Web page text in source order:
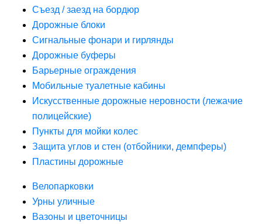
Съезд / заезд на бордюр
Дорожные блоки
Сигнальные фонари и гирлянды
Дорожные буферы
Барьерные ограждения
Мобильные туалетные кабины
Искусственные дорожные неровности (лежачие
полицейские)
Пункты для мойки колес
Защита углов и стен (отбойники, демпферы)
Пластины дорожные
Велопарковки
Урны уличные
Вазоны и цветочницы